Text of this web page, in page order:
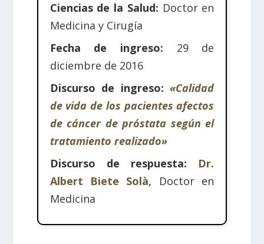
Ciencias de la Salud: Doctor en
Medicina y Cirugía
Fecha de ingreso: 29 de
diciembre de 2016
Discurso de ingreso:«Calidad
de vida de los pacientes afectos
de cáncer de próstata según el
tratamiento realizado»
Discurso de respuesta: Dr.
Albert Biete Solà, Doctor en
Medicina